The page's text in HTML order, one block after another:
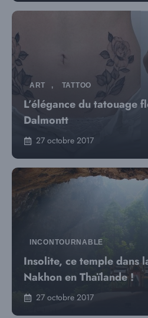
ART , TATTOO
L’élégance du tatouage
Dalmontt
27 octobre 2017
INCONTOURNABLE
Insolite, ce temple dans
Nakhon en Thaïlande !
27 octobre 2017